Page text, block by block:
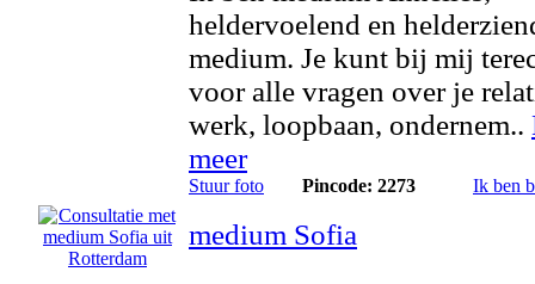
heldervoelend en
medium. Je kunt bij mij
voor alle vragen over je
werk, loopbaan, ondernem..
meer
Stuur foto Pincode: 2273 Ik ben
medium Sofia